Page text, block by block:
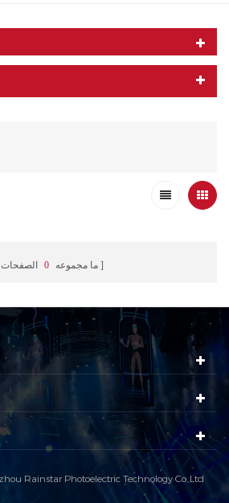
ما مجموعه 0 الصفحات